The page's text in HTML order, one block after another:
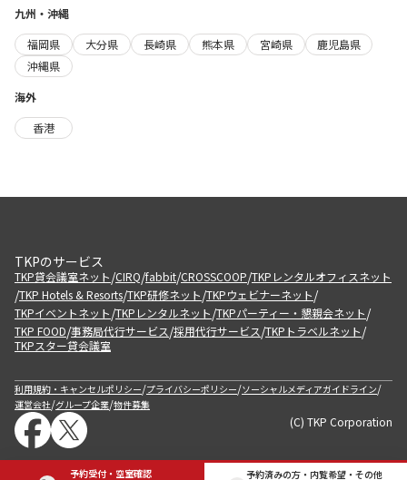
予約受付・空室確認 予約済みの方・内覧希望・その他
九州・沖縄
福岡県
大分県 長崎県 熊本県 宮崎県
鹿児島県
沖縄県
海外
香港
TKPのサービス
TKP貸会議室ネット/CIRQ/fabbit/CROSSCOOP/TKPレンタルオフィスネット
/TKP Hotels & Resorts/TKP研修ネット/TKPウェビナーネット/
TKPイベントネット/TKPレンタルネット/TKPパーティー・懇親会ネット/
TKP FOOD/事務局代行サービス/採用代行サービス/TKPトラベルネット/
TKPスター貸会議室
利用規約・キャンセルポリシー/プライバシーポリシー/ソーシャルメディアガイドライン/
運営会社/グループ企業/物件募集
(C) TKP Corporation